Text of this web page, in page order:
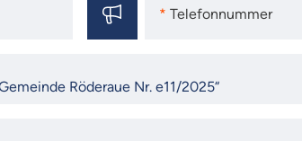
TelefonnummerTelefonnummer